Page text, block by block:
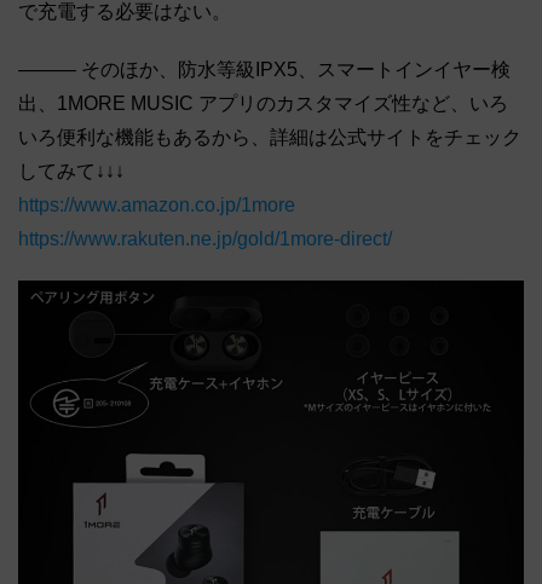
で充電する必要はない。
――― そのほか、防水等級IPX5、スマートインイヤー検
出、1MORE MUSIC アプリのカスタマイズ性など、いろ
いろ便利な機能もあるから、詳細は公式サイトをチェック
してみて↓↓↓
https://www.amazon.co.jp/1more
https://www.rakuten.ne.jp/gold/1more-direct/